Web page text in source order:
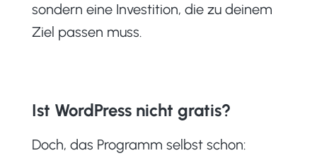
sondern eine Investition, die zu deinem
Ziel passen muss.
Ist WordPress nicht gratis?
Doch, das Programm selbst schon: